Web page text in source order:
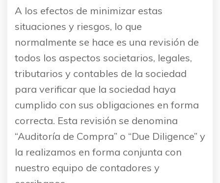
A los efectos de minimizar estas
situaciones y riesgos, lo que
normalmente se hace es una revisión de
todos los aspectos societarios, legales,
tributarios y contables de la sociedad
para verificar que la sociedad haya
cumplido con sus obligaciones en forma
correcta. Esta revisión se denomina
“Auditoría de Compra” o “Due Diligence” y
la realizamos en forma conjunta con
nuestro equipo de contadores y